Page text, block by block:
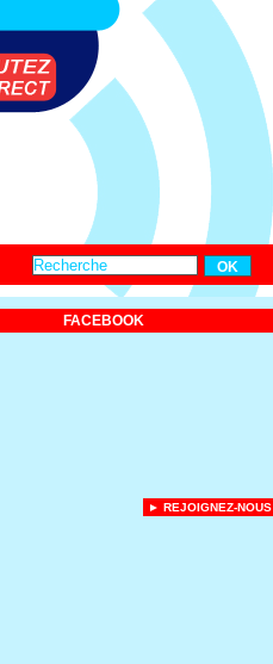
FACEBOOK
► REJOIGNEZ-NOUS